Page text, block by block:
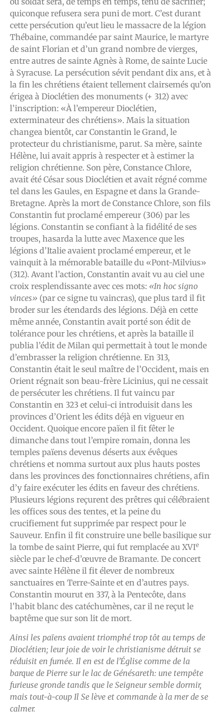
quiconque refusera sera puni de mort. C’est durant
cette persécution qu’eut lieu le massacre de la légion
Thébaine, commandée par saint Maurice, le martyre
de saint Florian et d’un grand nombre de vierges,
entre autres de sainte Agnès à Rome, de sainte Lucie
à Syracuse. La persécution sévit pendant dix ans, et à
la fin les chrétiens étaient tellement clairsemés qu’on
érigea à Dioclétien des monuments (+ 312) avec
l’inscription: «À l’empereur Dioclétien,
exterminateur des chrétiens». Mais la situation
changea bientôt, car Constantin le Grand, le
protecteur du christianisme, parut. Sa mère, sainte
Hélène, lui avait appris à respecter et à estimer la
religion chrétienne. Son père, Constance Chlore,
avait été César sous Dioclétien et avait régné comme
tel dans les Gaules, en Espagne et dans la Grande-
Bretagne. Après la mort de Constance Chlore, son fils
Constantin fut proclamé empereur (306) par les
légions. Constantin se confiant à la fidélité de ses
troupes, hasarda la lutte avec Maxence que les
légions d’Italie avaient proclamé empereur, et le
vainquit à la mémorable bataille du «Pont-Milvius»
(312). Avant l’action, Constantin avait vu au ciel une
croix resplendissante avec ces mots: «In hoc signo
vinces» (par ce signe tu vaincras), que plus tard il fit
broder sur les étendards des légions. Déjà en cette
même année, Constantin avait porté son édit de
tolérance pour les chrétiens, et après la bataille il
publia l’édit de Milan qui permettait à tout le monde
d’embrasser la religion chrétienne. En 313,
Constantin était le seul maître de l’Occident, mais en
Orient régnait son beau-frère Licinius, qui ne cessait
de persécuter les chrétiens. Il fut vaincu par
Constantin en 323 et celui-ci introduisit dans les
provinces d’Orient les édits déjà en vigueur en
Occident. Quoique encore païen il fit fêter le
dimanche dans tout l’empire romain, donna les
temples païens devenus déserts aux évêques
chrétiens et nomma surtout aux plus hauts postes
dans les provinces des fonctionnaires chrétiens, afin
d’y faire exécuter les édits en faveur des chrétiens.
Plusieurs légions reçurent des prêtres qui célébraient
les offices sous des tentes, et la peine du
crucifiement fut supprimée par respect pour le
Sauveur. Enfin il fit construire une belle basilique sur
la tombe de saint Pierre, qui fut remplacée au XVIe
siècle par le chef-d’œuvre de Bramante. De concert
avec sainte Hélène il fit élever de nombreux
sanctuaires en Terre-Sainte et en d’autres pays.
Constantin mourut en 337, à la Pentecôte, dans
l’habit blanc des catéchumènes, car il ne reçut le
baptême que sur son lit de mort.
Ainsi les païens avaient triomphé trop tôt au temps de
Dioclétien; leur joie de voir le christianisme détruit se
réduisit en fumée. Il en est de l’Église comme de la
barque de Pierre sur le lac de Génésareth: une tempête
furieuse gronde tandis que le Seigneur semble dormir,
mais tout-à-coup Il Se lève et commande à la mer de se
calmer.